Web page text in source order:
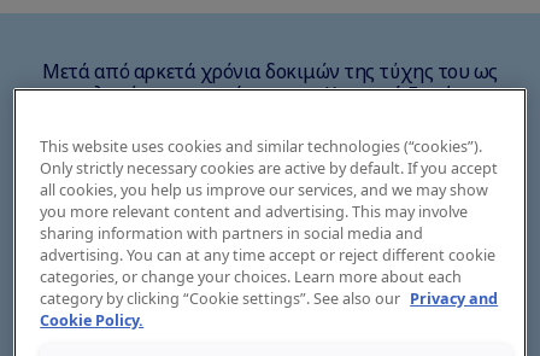
Μετά από αρκετά χρόνια δοκιμών της τύχης του ως
περιπλανώμενος τεχνίτης στην Κεντρική Ευρώπη, ο
δικό του κατάστημα κατασκευής χτενών. Ωστόσο, δεν
του απέφερε αρκετά χρήματα για να ζήσει, με
αποτέλεσμα το 1837 να το κλείσει και να ταξιδέψει μαζί
με δύο συναδέλφους του κατασκευαστές χτενών στο
Christiania — όπως ονομαζόταν τότε το Όσλο,
πρωτεύουσα της Νορβηγίας — για να αναζητήσουν την
τύχη τους εκεί. Οι τρεις τους ίδρυσαν μια μικρή
επιχείρηση κατασκευής χτενών στο κέντρο της πόλης
στις 5 Αυγούστου 1837, η οποία σήμερα έχει εξελιχθεί σε
This website uses cookies and similar technologies (“cookies”).
Only strictly necessary cookies are active by default. If you accept
all cookies, you help us improve our services, and we may show
you more relevant content and advertising. This may involve
sharing information with partners in social media and
advertising. You can at any time accept or reject different cookie
categories, or change your choices. Learn more about each
category by clicking “Cookie settings”. See also our Privacy and
Cookie Policy.